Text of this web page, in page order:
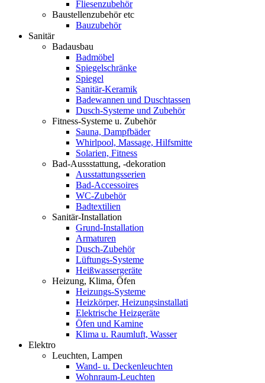
Fliesenzubehör
Baustellenzubehör etc
Bauzubehör
Sanitär
Badausbau
Badmöbel
Spiegelschränke
Spiegel
Sanitär-Keramik
Badewannen und Duschtassen
Dusch-Systeme und Zubehör
Fitness-Systeme u. Zubehör
Sauna, Dampfbäder
Whirlpool, Massage, Hilfsmitte
Solarien, Fitness
Bad-Aussstattung, -dekoration
Ausstattungsserien
Bad-Accessoires
WC-Zubehör
Badtextilien
Sanitär-Installation
Grund-Installation
Armaturen
Dusch-Zubehör
Lüftungs-Systeme
Heißwassergeräte
Heizung, Klima, Öfen
Heizungs-Systeme
Heizkörper, Heizungsinstallati
Elektrische Heizgeräte
Öfen und Kamine
Klima u. Raumluft, Wasser
Elektro
Leuchten, Lampen
Wand- u. Deckenleuchten
Wohnraum-Leuchten